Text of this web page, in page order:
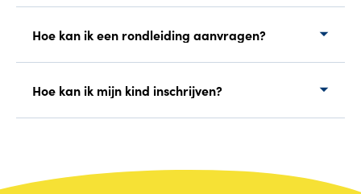
Hoe kan ik een rondleiding aanvragen?
Hoe kan ik mijn kind inschrijven?